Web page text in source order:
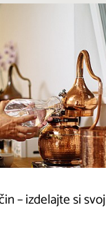
– izdelajte si svoj